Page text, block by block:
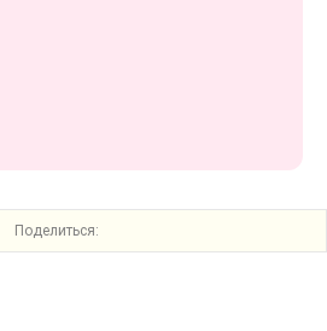
Поделиться: